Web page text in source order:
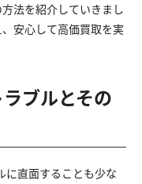
法を紹介していきまし
安心して高価買取を実
ブルとその
に直面することも少な